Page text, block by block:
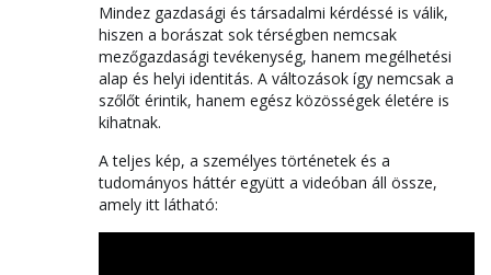
Mindez gazdasági és társadalmi kérdéssé is válik,
hiszen a borászat sok térségben nemcsak
mezőgazdasági tevékenység, hanem megélhetési
alap és helyi identitás. A változások így nemcsak a
szőlőt érintik, hanem egész közösségek életére is
kihatnak.
A teljes kép, a személyes történetek és a
tudományos háttér együtt a videóban áll össze,
amely itt látható: